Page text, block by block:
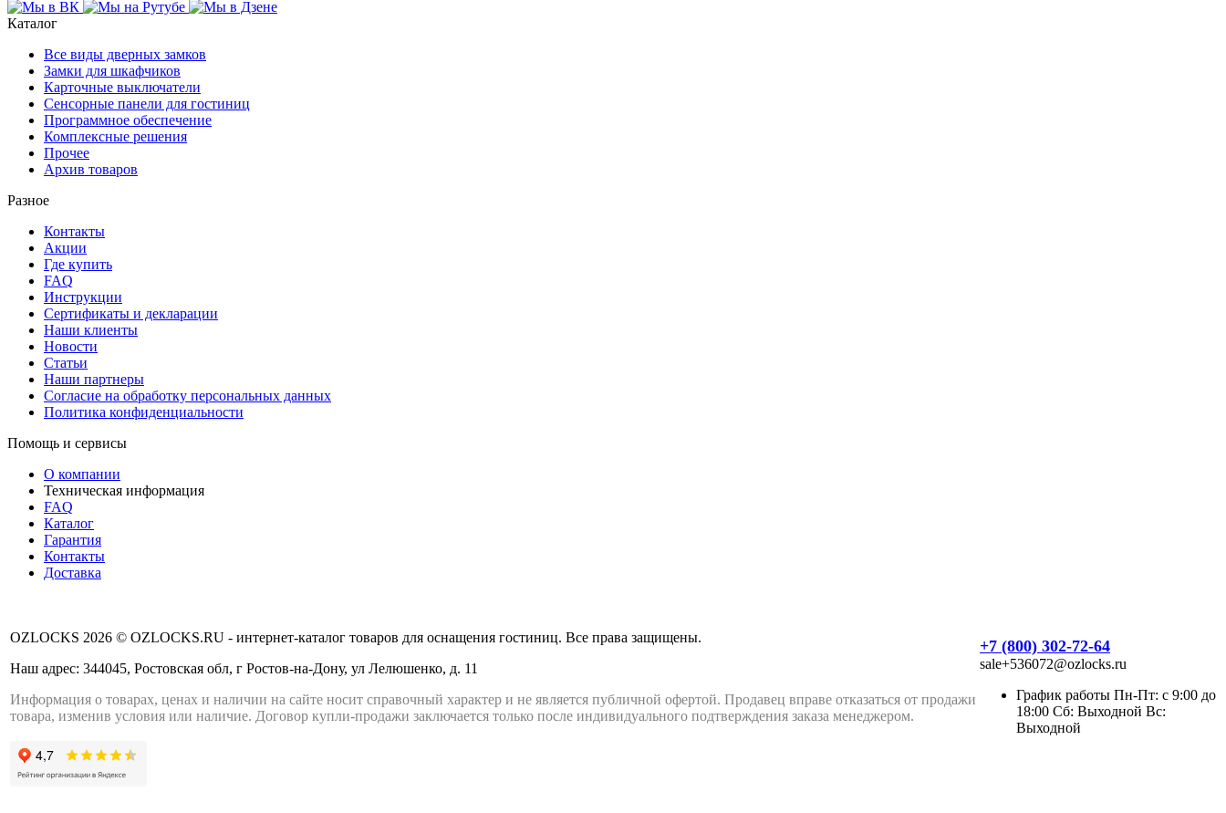
Каталог
Все виды дверных замков
Замки для шкафчиков
Карточные выключатели
Сенсорные панели для гостиниц
Программное обеспечение
Комплексные решения
Прочее
Архив товаров
Разное
Контакты
Акции
Где купить
FAQ
Инструкции
Сертификаты и декларации
Наши клиенты
Новости
Статьи
Наши партнеры
Согласие на обработку персональных данных
Политика конфиденциальности
Помощь и сервисы
О компании
Техническая информация
FAQ
Каталог
Гарантия
Контакты
Доставка
OZLOCKS 2026 © OZLOCKS.RU - интернет-каталог товаров для оснащения гостиниц. Все права защищены.
Наш адрес: 344045, Ростовская обл, г Ростов-на-Дону, ул Лелюшенко, д. 11
Информация о товарах, ценах и наличии на сайте носит справочный характер и не является публичной офертой. Продавец вправе отказаться от продажи
товара, изменив условия или наличие. Договор купли-продажи заключается только после индивидуального подтверждения заказа менеджером.
+7 (800) 302-72-64
sale+536072@ozlocks.ru
График работы Пн-Пт: с 9:00 до
18:00 Сб: Выходной Вс:
Выходной